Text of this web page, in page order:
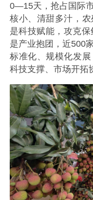
0—15天，抢占国际
核小、清甜多汁，
是科技赋能，攻克
是产业抱团，近500
标准化、规模化发展
科技支撑、市场开拓